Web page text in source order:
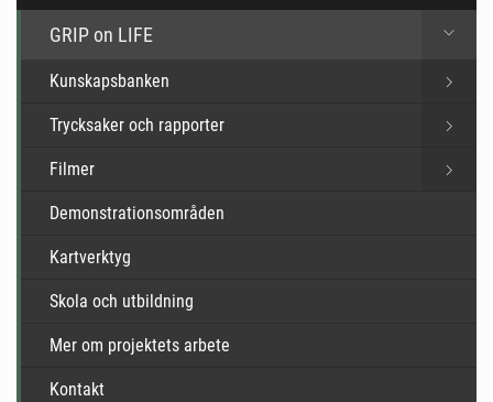
GRIP on LIFE
Kunskapsbanken
Trycksaker och rapporter
Filmer
Demonstrationsområden
Kartverktyg
Skola och utbildning
Mer om projektets arbete
Kontakt